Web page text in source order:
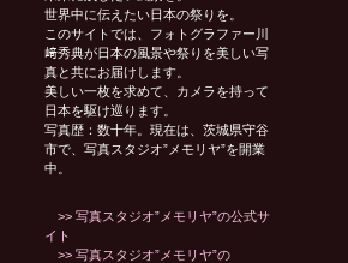
世界中に伝えたい日本の祭りを。
このサイトでは、フォトグラファー川
﨑秀典が日本の風景や祭りを美しい写
真と共にお届けします。
美しい一枚を求めて、カメラを持って
日本を駆け巡ります。
写真歴：数十年。現在は、茨城県守谷
市で、写真スタジオ”メモリヤ”を開業
中。
>> 写真スタジオ”メモリヤ”の公式サ
イト
>> 写真スタジオ”メモリヤ”の